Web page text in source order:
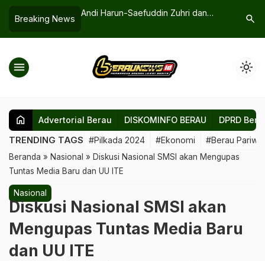
Breaking News
Kabupaten Berau
Andi Harun-Saefuddin Zuhri dan
Tingkatkan SDM
Warga
MPAW
search
menu light_mode
home Advertorial Berau DISKOMINFO BERAU DPRD
TRENDING TAGS #Pilkada 2024 #Ekonomi #Berau
Beranda » Nasional » Diskusi Nasional SMSI akan Mengupas
Tuntas Media Baru dan UU ITE
Nasional
Diskusi Nasional SMSI akan
Mengupas Tuntas Media Baru
dan UU ITE